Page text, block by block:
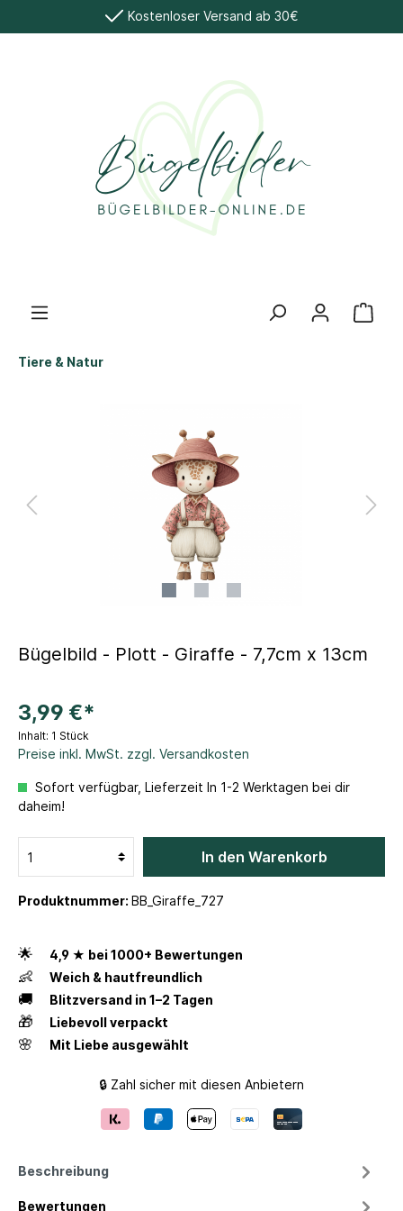
Kostenloser Versand ab 30€
Tiere & Natur
Bügelbild - Plott - Giraffe - 7,7cm x 13cm
3,99 €*
Inhalt: 1 Stück
Preise inkl. MwSt. zzgl. Versandkosten
Sofort verfügbar, Lieferzeit In 1-2 Werktagen bei dir
daheim!
In den Warenkorb
Produktnummer: BB_Giraffe_727
🌟 4,9 ★ bei 1000+ Bewertungen
👶 Weich & hautfreundlich
🚚 Blitzversand in 1–2 Tagen
🎁 Liebevoll verpackt
🌸 Mit Liebe ausgewählt
🔒 Zahl sicher mit diesen Anbietern
Beschreibung
Bewertungen